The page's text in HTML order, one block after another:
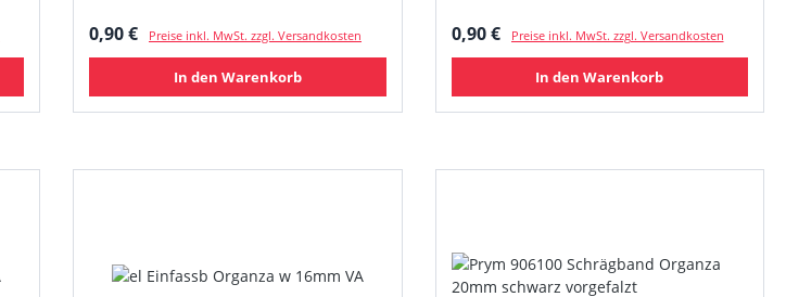
Regulärer Preis:
0,90 € Preise inkl. MwSt. zzgl. Versandkosten
In den Warenkorb
Regulärer Preis:
0,90 € Preise inkl. MwSt. zzgl. Versandkosten
In den Warenkorb